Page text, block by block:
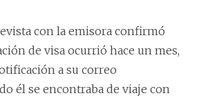
con la emisora confirmó
de visa ocurrió hace un mes,
a su correo
él se encontraba de viaje con